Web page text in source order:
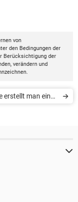
von
den Bedingungen der
Berücksichtigung der
verändern und
erstellt man einen